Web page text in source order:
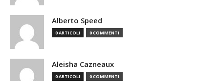
Alberto Speed
0 ARTICOLI 0 COMMENTI
Aleisha Cazneaux
0 ARTICOLI 0 COMMENTI